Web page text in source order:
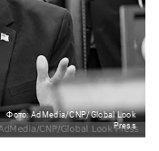
Фото: AdMedia/CNP/Global Look
Press